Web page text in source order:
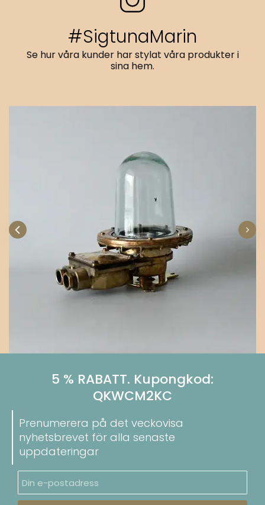
#SigtunaMarin
Se hur våra kunder har stylat våra produkter i
sina hem.
5 % RABATT. Kupongkod:
QKWCM2KC
Prenumerera på det veckovisa
nyhetsbrevet för alla senaste
uppdateringar